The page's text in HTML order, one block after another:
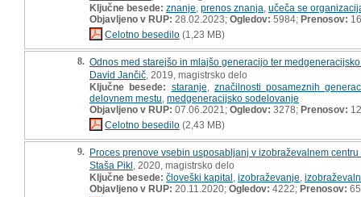
Ključne besede: znanje prenos znanja učeča se
Objavljeno v RUP: 28.02.2023; Ogledov: 5984; Prenosov:
Celotno besedilo (1,23 MB)
8. Odnos med starejšo in mlajšo generacijo ter
David Jančič , 2019, magistrsko delo
Ključne besede: staranje
značilnosti posameznih
delovnem mestu medgeneracijsko sodelovanje
Objavljeno v RUP: 07.06.2021; Ogledov: 3278; Prenosov:
Celotno besedilo (2,43 MB)
9. Proces prenove vsebin usposabljanj v izobraževalnem
Staša Pikl , 2020, magistrsko delo
Ključne besede: človeški kapital izobraževanje
Objavljeno v RUP: 20.11.2020; Ogledov: 4222; Prenosov: 65